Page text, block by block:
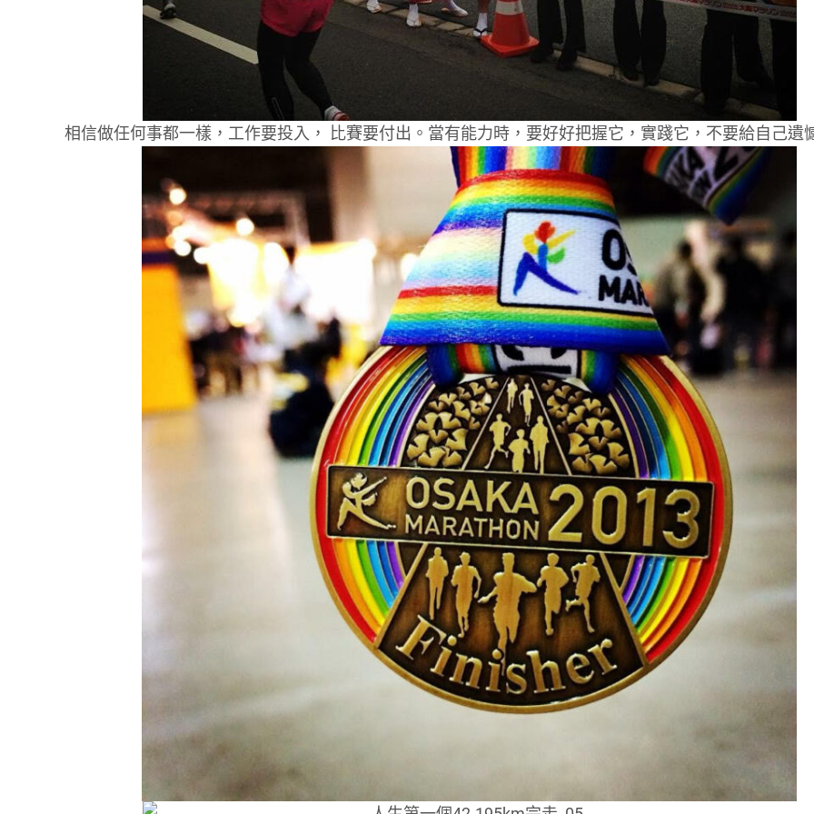
相信做任何事都一樣，工作要投入， 比賽要付出。當有能力時，要好好把握它，實踐它，不要給自己遺